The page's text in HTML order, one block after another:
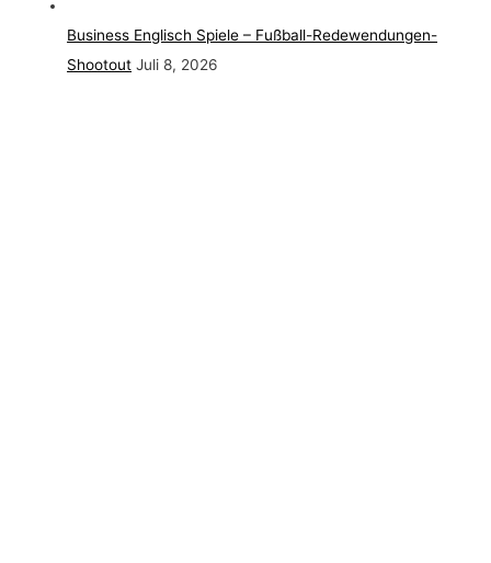
Business Englisch Spiele – Fußball-Redewendungen-
Shootout Juli 8, 2026